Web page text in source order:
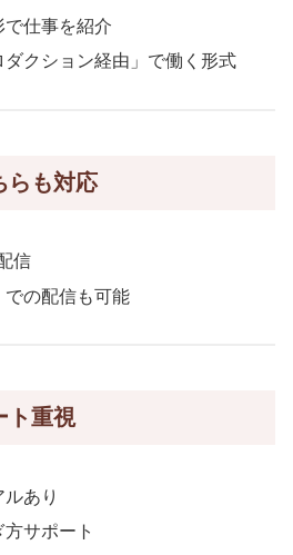
仕事を紹介
クション経由」で働く形式
も対応
信
の配信も可能
ト重視
あり
サポート